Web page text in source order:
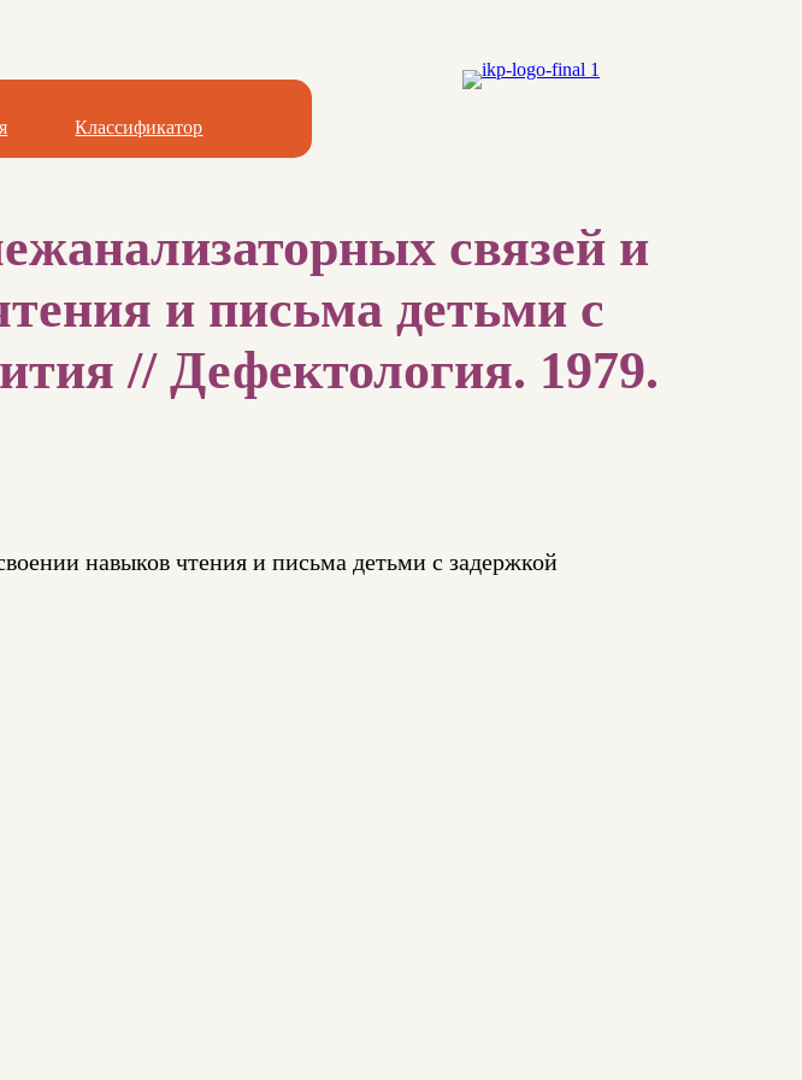
Классификатор
связей и
и письма детьми с
// Дефектология. 1979.
навыков чтения и письма детьми с задержкой